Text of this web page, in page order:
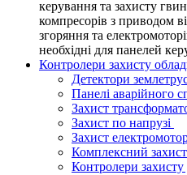
керування та захисту
компресорів з приводом
згоряння та
необхідні для панелей
Контролери захисту
Детектори
Панелі аварійного
Захист
Захист по напрузі
Захист
Комплексний захист
Контролери захисту